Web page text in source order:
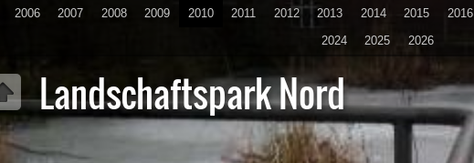
2006 2007 2008 2009 2010 2011 2012 2013 2014 2015 2016
2024
2025 2026
Landschaftspark Nord